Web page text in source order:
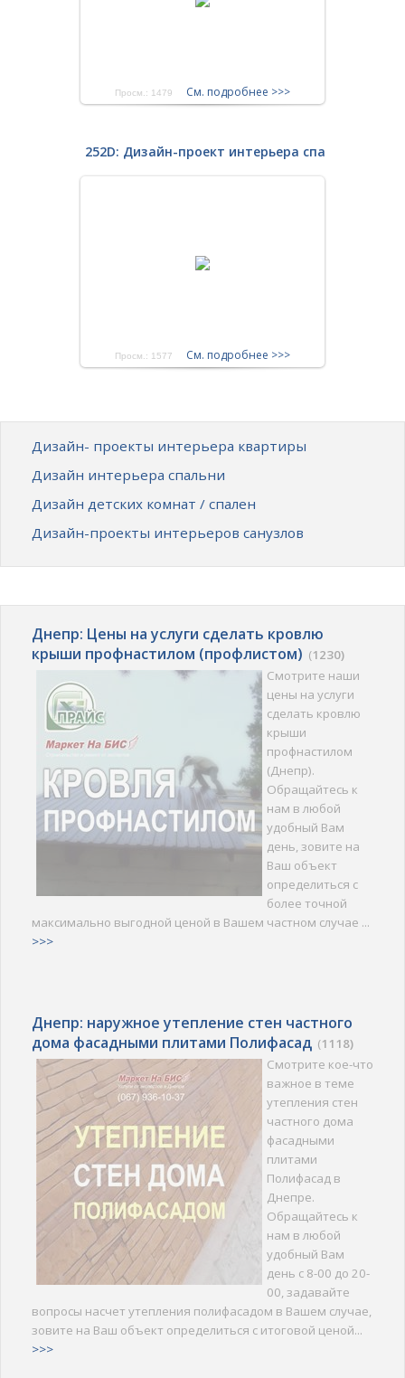
Просм.: 1479 См. подробнее >>>
252D: Дизайн-проект интерьера спальни,
Просм.: 1577 См. подробнее >>>
Дизайн- проекты интерьера квартиры
Дизайн интерьера спальни
Дизайн детских комнат / спален
Дизайн-проекты интерьеров санузлов
Днепр: Цены на услуги сделать кровлю
крыши профнастилом (профлистом) (1230)
Смотрите наши
цены на услуги
сделать кровлю
крыши
профнастилом
(Днепр).
Обращайтесь к
нам в любой
удобный Вам
день, зовите на
Ваш объект
определиться с
более точной
максимально выгодной ценой в Вашем частном случае ...
>>>
Днепр: наружное утепление стен частного
дома фасадными плитами Полифасад (1118)
Смотрите кое-что
важное в теме
утепления стен
частного дома
фасадными
плитами
Полифасад в
Днепре.
Обращайтесь к
нам в любой
удобный Вам
день с 8-00 до 20-
00, задавайте
вопросы насчет утепления полифасадом в Вашем случае,
зовите на Ваш объект определиться с итоговой ценой...
>>>